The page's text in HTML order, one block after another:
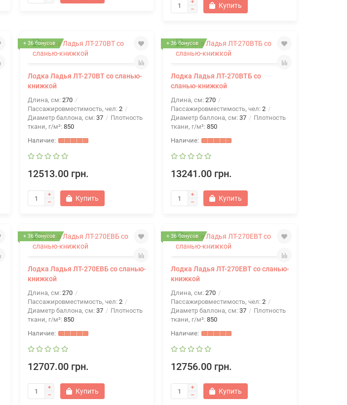
Купить
+ 36 бонусов
Лодка Ладья ЛТ-270ВТ со сланью-
книжкой
Длина, см: 270
Пассажировместимость, чел: 2
Диаметр баллона, см: 37
Плотность
ткани, г/м²: 850
12513.00 грн.
Купить
+ 36 бонусов
Лодка Ладья ЛТ-270ВТБ со
сланью-книжкой
Длина, см: 270
Пассажировместимость, чел: 2
Диаметр баллона, см: 37
Плотность
ткани, г/м²: 850
13241.00 грн.
Купить
+ 36 бонусов
Лодка Ладья ЛТ-270ЕВБ со сланью-
книжкой
Длина, см: 270
Пассажировместимость, чел: 2
Диаметр баллона, см: 37
Плотность
ткани, г/м²: 850
12707.00 грн.
Купить
+ 36 бонусов
Лодка Ладья ЛТ-270ЕВТ со сланью-
книжкой
Длина, см: 270
Пассажировместимость, чел: 2
Диаметр баллона, см: 37
Плотность
ткани, г/м²: 850
12756.00 грн.
Купить